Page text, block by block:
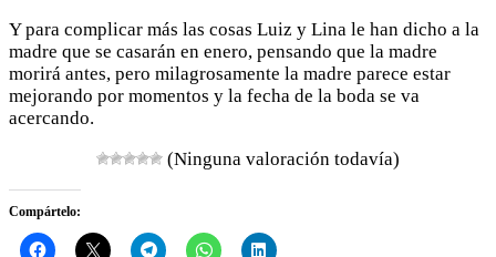
Y para complicar más las cosas Luiz y Lina le han dicho a la
madre que se casarán en enero, pensando que la madre
morirá antes, pero milagrosamente la madre parece estar
mejorando por momentos y la fecha de la boda se va
acercando.
(Ninguna valoración todavía)
Compártelo: